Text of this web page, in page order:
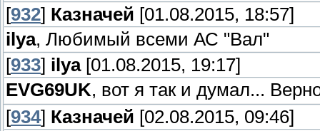
[932] Казначей [01.08.2015, 18:57]
ilya, Любимый всеми АС "Вал"
[933] ilya[01.08.2015, 19:17]
EVG69UK, вот я так и думал...
[934] Казначей [02.08.2015, 09:46]